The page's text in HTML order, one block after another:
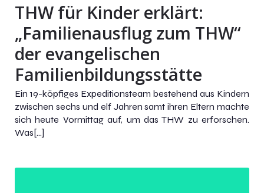
THW für Kinder erklärt:
„Familienausflug zum THW“
der evangelischen
Familienbildungsstätte
Ein 19-köpfiges Expeditionsteam bestehend aus Kindern
zwischen sechs und elf Jahren samt ihren Eltern machte
sich heute Vormittag auf, um das THW zu erforschen.
Was[…]